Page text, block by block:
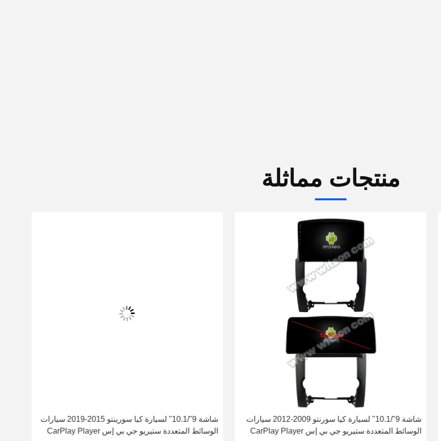
منتجات مماثلة
شاشة 9"/10.1" لسيارة كيا سورنتو 2009-2012 سيارات
الوسائط المتعددة ستيريو جي بي إس CarPlay Player
شاشة 9"/10.1" لسيارة كيا سورينتو 2015-2019 سيارات
الوسائط المتعددة ستيريو جي بي إس CarPlay Player